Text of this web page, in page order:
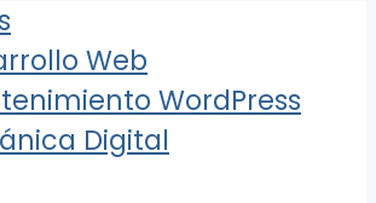
Web
WordPress
Digital